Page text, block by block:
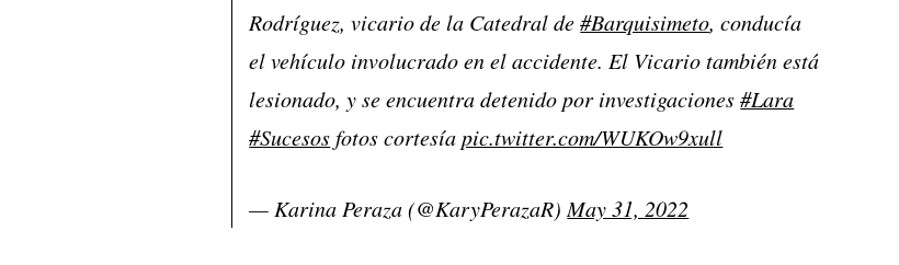
Rodríguez, vicario de la Catedral de#Barquisimeto, conducía
el vehículo involucrado en el accidente. El Vicario también está
lesionado, y se encuentra detenido por investigaciones#Lara
#Sucesosfotos cortesíapic.twitter.com/WUKOw9xull
— Karina Peraza (@KaryPerazaR) May 31, 2022